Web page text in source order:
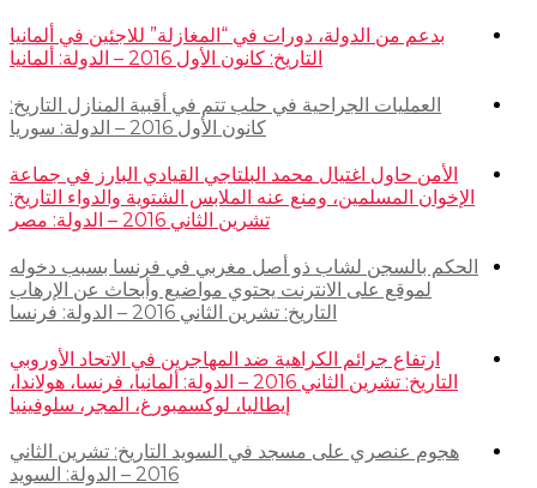
بدعم من الدولة، دورات في “المغازلة” للاجئين في ألمانيا
التاريخ: كانون الأول 2016 – الدولة: ألمانيا
العمليات الجراحية في حلب تتم في أقبية المنازل التاريخ:
كانون الأول 2016 – الدولة: سوريا
الأمن حاول اغتيال محمد البلتاجي القيادي البارز في جماعة
الإخوان المسلمين، ومنع عنه الملابس الشتوية والدواء التاريخ:
تشرين الثاني 2016 – الدولة: مصر
الحكم بالسجن لشاب ذو أصل مغربي في فرنسا بسبب دخوله
لموقع على الانترنت يحتوي مواضيع وأبحاث عن الإرهاب
التاريخ: تشرين الثاني 2016 – الدولة: فرنسا
ارتفاع جرائم الكراهية ضد المهاجرين في الاتحاد الأوروبي
التاريخ: تشرين الثاني 2016 – الدولة: ألمانيا، فرنسا، هولاندا،
إيطاليا، لوكسمبورغ، المجر، سلوفينيا
هجوم عنصري على مسجد في السويد التاريخ: تشرين الثاني
2016 – الدولة: السويد